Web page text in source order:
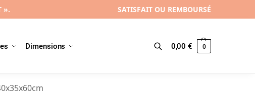
». SATISFAIT OU REMBOURSÉ
Dimensions
Recherche 0,00€ 0